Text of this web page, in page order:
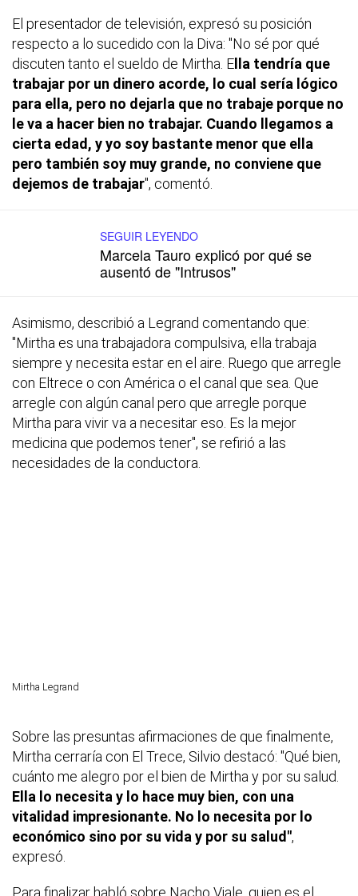
El presentador de televisión, expresó su posición
respecto a lo sucedido con la Diva: "No sé por qué
discuten tanto el sueldo de Mirtha. E lla tendría que
trabajar por un dinero acorde, lo cual sería lógico
para ella, pero no dejarla que no trabaje porque no
le va a hacer bien no trabajar. Cuando llegamos a
cierta edad, y yo soy bastante menor que ella
pero también soy muy grande, no conviene que
dejemos de trabajar", comentó.
SEGUIR LEYENDO
Marcela Tauro explicó por qué se
ausentó de "Intrusos"
Asimismo, describió a Legrand comentando que:
"Mirtha es una trabajadora compulsiva, ella trabaja
siempre y necesita estar en el aire. Ruego que arregle
con Eltrece o con América o el canal que sea. Que
arregle con algún canal pero que arregle porque
Mirtha para vivir va a necesitar eso. Es la mejor
medicina que podemos tener", se refirió a las
necesidades de la conductora.
Mirtha Legrand
Sobre las presuntas afirmaciones de que finalmente,
Mirtha cerraría con El Trece, Silvio destacó: "Qué bien,
cuánto me alegro por el bien de Mirtha y por su salud.
Ella lo necesita y lo hace muy bien, con una
vitalidad impresionante. No lo necesita por lo
económico sino por su vida y por su salud",
expresó.
Para finalizar habló sobre Nacho Viale, quien es el